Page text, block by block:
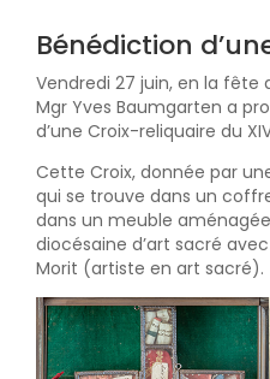
Bénédiction
Vendredi 27 juin, en la
Mgr Yves Baumgarten a
d’une Croix-reliquaire du
Cette Croix, donnée par
qui se trouve dans un
dans un meuble
diocésaine d’art sacré
Morit (artiste en art sacré).